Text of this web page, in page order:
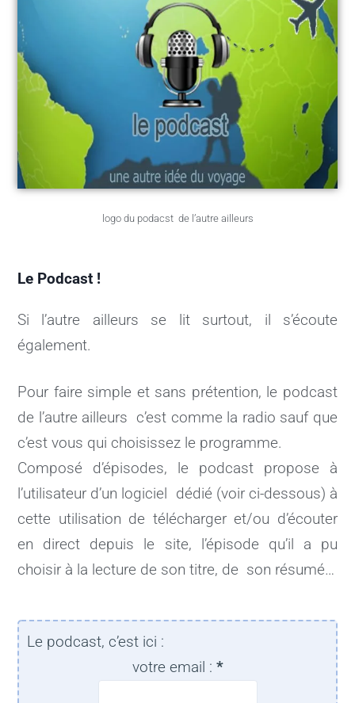
logo du podacst de l’autre ailleurs
Le Podcast !
Si l’autre ailleurs se lit surtout, il s’écoute
également.
Pour faire simple et sans prétention, le podcast
de l’autre ailleurs c’est comme la radio sauf que
c’est vous qui choisissez le programme.
Composé d’épisodes, le podcast propose à
l’utilisateur d’un logiciel dédié (voir ci-dessous) à
cette utilisation de télécharger et/ou d’écouter
en direct depuis le site, l’épisode qu’il a pu
choisir à la lecture de son titre, de son résumé…
Le podcast, c’est ici :
votre email : *